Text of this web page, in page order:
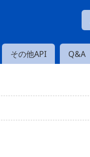
その他API Q&A